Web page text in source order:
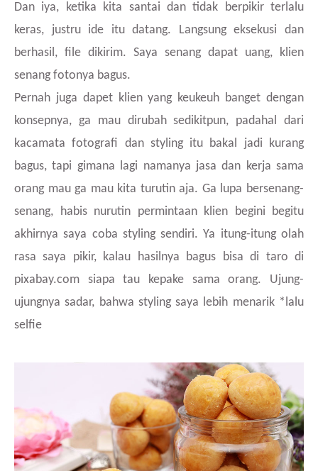
Dan iya, ketika kita santai dan tidak berpikir terlalu
keras, justru ide itu datang. Langsung eksekusi dan
berhasil, file dikirim. Saya senang dapat uang, klien
senang fotonya bagus.
Pernah juga dapet klien yang keukeuh banget dengan
konsepnya, ga mau dirubah sedikitpun, padahal dari
kacamata fotografi dan styling itu bakal jadi kurang
bagus, tapi gimana lagi namanya jasa dan kerja sama
orang mau ga mau kita turutin aja. Ga lupa bersenang-
senang, habis nurutin permintaan klien begini begitu
akhirnya saya coba styling sendiri. Ya itung-itung olah
rasa saya pikir, kalau hasilnya bagus bisa di taro di
pixabay.com siapa tau kepake sama orang. Ujung-
ujungnya sadar, bahwa styling saya lebih menarik *lalu
selfie